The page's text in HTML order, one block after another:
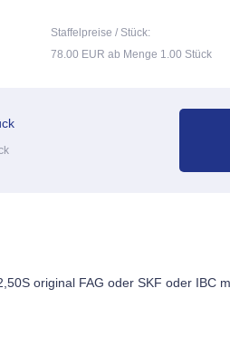
Staffelpreise / Stück:
78.00 EUR ab Menge 1.00 Stück
original FAG oder SKF oder IBC